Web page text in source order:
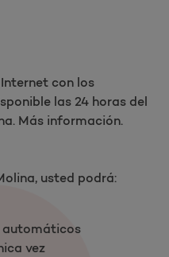
con los
las 24 horas del
Más información.
usted podrá:
automáticos
vez